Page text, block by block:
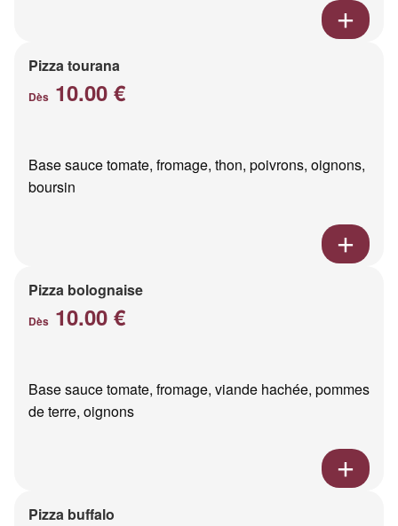
Pizza tourana
Dès 10.00 €
Base sauce tomate, fromage, thon, poivrons, oignons,
boursin
Pizza bolognaise
Dès 10.00 €
Base sauce tomate, fromage, viande hachée, pommes
de terre, oignons
Pizza buffalo